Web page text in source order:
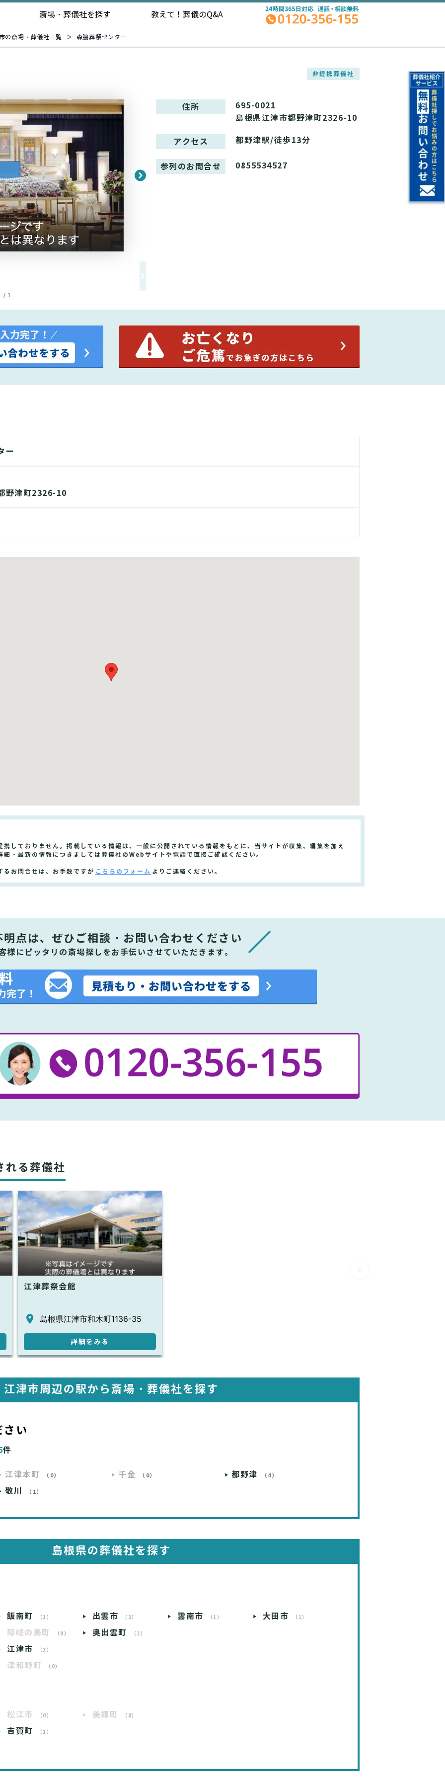
斎場・葬儀社を探す 教えて！ 葬儀のQ&A
の斎場・葬儀社一覧 ＞ 森脇葬祭センター
非提携葬儀社
/ 1
住所
695-0021
島根県江津市都野津町2326-10
アクセス 都野津駅/徒歩13分
参列のお問合せ 0855534527
ー
野津町2326-10
しておりません。掲載している情報は、一般に公開されている情報をもとに、当サイトが収集、編集を加え
・最新の情報につきましては葬儀社のWebサイトや電話で直接ご確認ください。
るお問合せは、お手数ですが こちらのフォーム よりご連絡ください。
明点は、ぜひ ご相談・お問い合わせください
様にピッタリの斎場探しをお手伝いさせていただきます。
れる葬儀社
江津葬祭会館
島根県江津市和木町1136-35
詳細をみる
江津市周辺の駅から斎場・葬儀社を探す
い
件
江津本町 （0） 千金 （0） 都野津 （4）
敬川 （1）
島根県の葬儀社を探す
飯南町 （1） 出雲市 （2） 雲南市 （1） 大田市 （1）
隠岐の島町 （0） 奥出雲町 （2）
江津市 （3）
津和野町 （0）
松江市 （0） 美郷町 （0）
吉賀町 （1）